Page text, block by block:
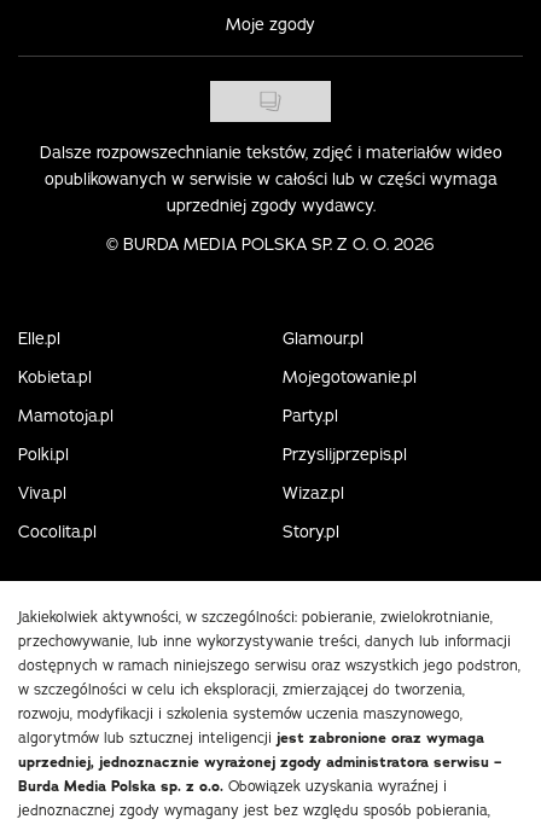
Moje zgody
Dalsze rozpowszechnianie tekstów, zdjęć i materiałów wideo
opublikowanych w serwisie w całości lub w części wymaga
uprzedniej zgody wydawcy.
© BURDA MEDIA POLSKA SP. Z O. O. 2026
Elle.pl
Glamour.pl
Kobieta.pl
Mojegotowanie.pl
Mamotoja.pl
Party.pl
Polki.pl
Przyslijprzepis.pl
Viva.pl
Wizaz.pl
Cocolita.pl
Story.pl
Jakiekolwiek aktywności, w szczególności: pobieranie, zwielokrotnianie,
przechowywanie, lub inne wykorzystywanie treści, danych lub informacji
dostępnych w ramach niniejszego serwisu oraz wszystkich jego podstron,
w szczególności w celu ich eksploracji, zmierzającej do tworzenia,
rozwoju, modyfikacji i szkolenia systemów uczenia maszynowego,
algorytmów lub sztucznej inteligencji jest zabronione oraz wymaga
uprzedniej, jednoznacznie wyrażonej zgody administratora serwisu –
Burda Media Polska sp. z o.o. Obowiązek uzyskania wyraźnej i
jednoznacznej zgody wymagany jest bez względu sposób pobierania,